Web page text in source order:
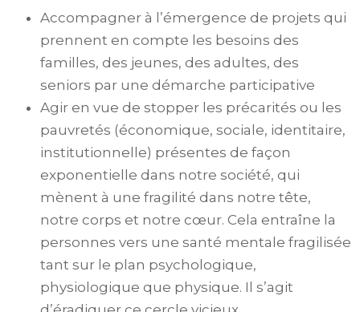
Accompagner à l’émergence de projets qui
prennent en compte les besoins des
familles, des jeunes, des adultes, des
seniors par une démarche participative
Agir en vue de stopper les précarités ou les
pauvretés (économique, sociale, identitaire,
institutionnelle) présentes de façon
exponentielle dans notre société, qui
mènent à une fragilité dans notre tête,
notre corps et notre cœur. Cela entraîne la
personnes vers une santé mentale fragilisée
tant sur le plan psychologique,
physiologique que physique. Il s’agit